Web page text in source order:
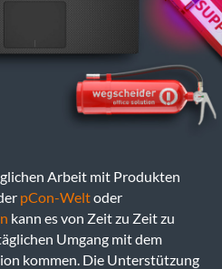
Arbeit mit Produkten
pCon-Weltoder
kann es von Zeit zu Zeit zu
Umgang mit dem
kommen. Die Unterstützung